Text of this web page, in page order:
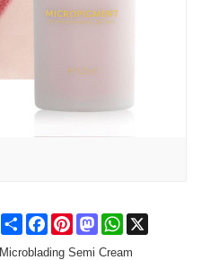
Share FacebookPinterestMastodonWhatsApp
Microblading Semi Cream